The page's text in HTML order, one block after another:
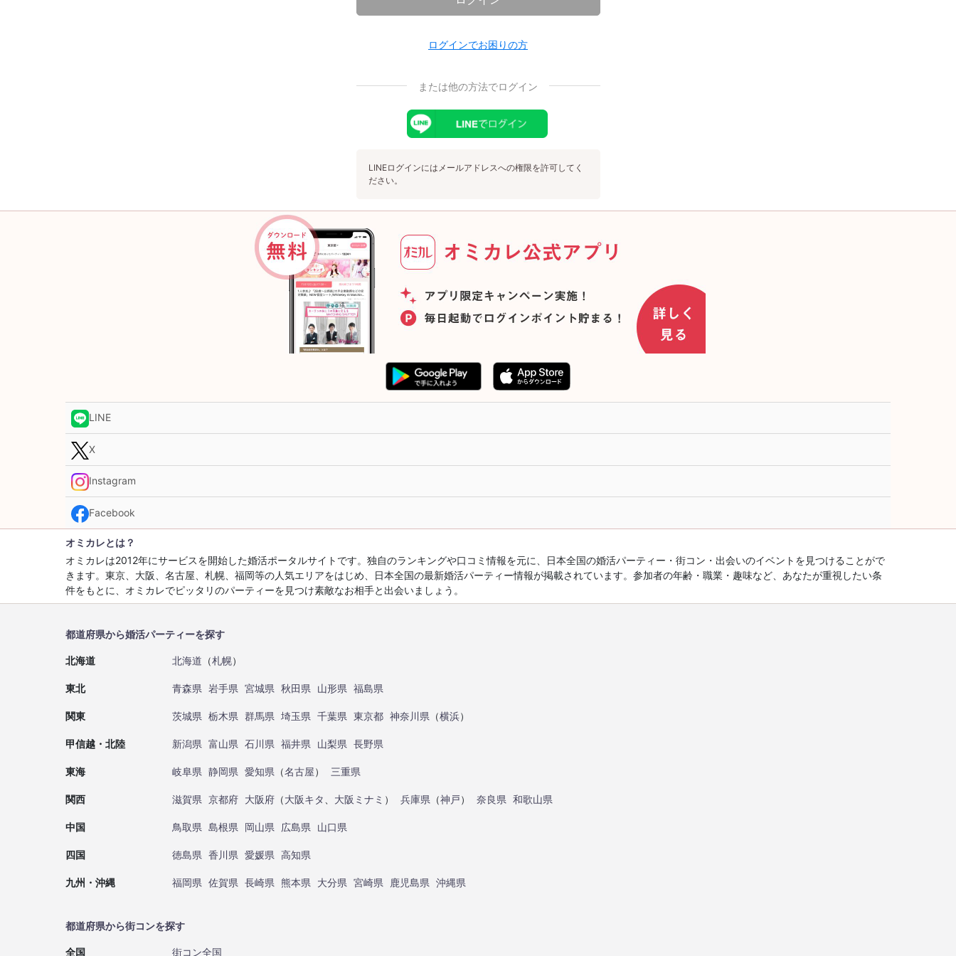
ログインでお困りの方
または他の方法でログイン
LINEログインにはメールアドレスへの権限を許可してく
ださい。
LINE
X
Instagram
Facebook
オミカレとは？
オミカレは2012年にサービスを開始した婚活ポータルサイトです。独自のランキングや口コミ情報を元に、日本全国の婚活パーティー・街コン・出会いのイベントを見つけることがで
きます。東京、大阪、名古屋、札幌、福岡等の人気エリアをはじめ、日本全国の最新婚活パーティー情報が掲載されています。参加者の年齢・職業・趣味など、あなたが重視したい条
件をもとに、オミカレでピッタリのパーティーを見つけ素敵なお相手と出会いましょう。
都道府県から婚活パーティーを探す
北海道 北海道 （札幌）
東北 青森県 岩手県 宮城県 秋田県 山形県 福島県
関東 茨城県 栃木県 群馬県 埼玉県 千葉県 東京都 神奈川県 （横浜）
甲信越・北陸 新潟県 富山県 石川県 福井県 山梨県 長野県
東海 岐阜県 静岡県 愛知県 （名古屋） 三重県
関西 滋賀県 京都府 大阪府 （大阪キタ 大阪ミナミ ） 兵庫県 （神戸） 奈良県 和歌山県
中国 鳥取県 島根県 岡山県 広島県 山口県
四国 徳島県 香川県 愛媛県 高知県
九州・沖縄 福岡県 佐賀県 長崎県 熊本県 大分県 宮崎県 鹿児島県 沖縄県
都道府県から街コンを探す
全国 街コン全国